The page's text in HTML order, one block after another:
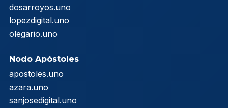
dosarroyos.uno
lopezdigital.uno
olegario.uno
Nodo Apóstoles
apostoles.uno
azara.uno
sanjosedigital.uno